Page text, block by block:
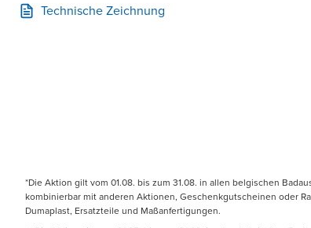
Technische Zeichnung
*Die Aktion gilt vom 01.08. bis zum 31.08. in allen belgischen
kombinierbar mit anderen Aktionen, Geschenkgutscheinen oder
Dumaplast, Ersatzteile und Maßanfertigungen.